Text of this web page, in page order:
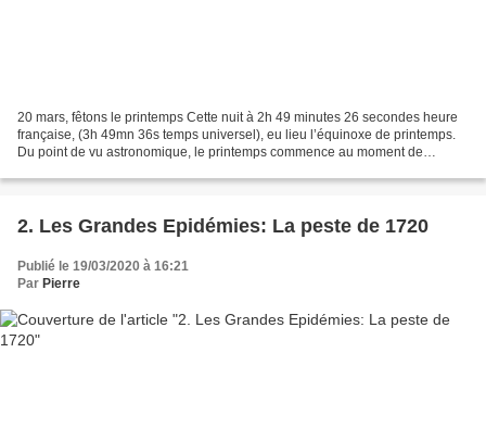
20 mars, fêtons le printemps Cette nuit à 2h 49 minutes 26 secondes heure
française, (3h 49mn 36s temps universel), eu lieu l’équinoxe de printemps.
Du point de vu astronomique, le printemps commence au moment de
2. Les Grandes Epidémies: La peste de 1720
Publié le 19/03/2020 à 16:21
Par Pierre